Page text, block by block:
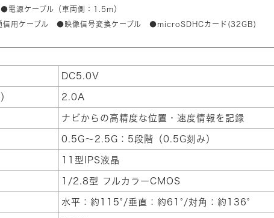
源ケーブル（車両側：1.5m）
用ケーブル ●映像信号変換ケーブル ●microSDHCカード(32GB)
DC5.0V
2.0A
ナビからの高精度な位置・速度情報を記録
0.5G～2.5G：5段階（0.5G刻み）
11型IPS液晶
1/2.8型 フルカラーCMOS
水平：約115°/垂直：約61°/対角：約136°